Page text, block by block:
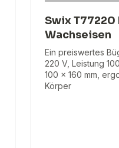
Swix T77220
Wachseisen
Ein preiswertes
220 V, Leistung
100 x 160 mm,
Körper